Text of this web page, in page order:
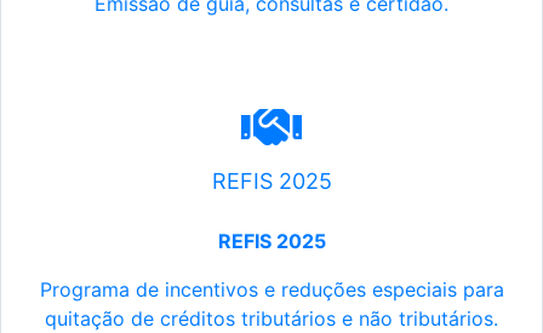
REFIS 2025
REFIS 2025
Programa de incentivos e reduções especiais para
quitação de créditos tributários e não tributários.